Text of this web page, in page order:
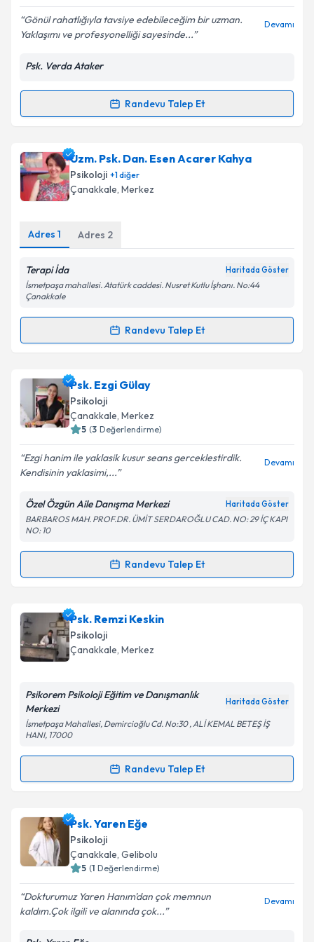
Kişisel verilerimin işlenmesine ilişkin
kapsamda işlenmesini kabul ediyorum.
Takvim Talebini Gönder
Gönül rahatlığıyla tavsiye edebileceğim bir uzman.
Yaklaşımı ve profesyonelliği sayesinde...
Devamı
Psk. Verda Ataker
Randevu Talep Et
Randevu Takvimi Talebi
Psk. Verda Atakeriçin randevu takvimi talebi
oluşturun. Size bu uzmandan randevu almanız için bir
takvim hazırlandığında e-posta ile bilgilendireceğiz.
Kişisel verilerimin işlenmesine ilişkinAydınlatma
Uzm. Psk. Dan. Esen Acarer Kahya
Psikoloji +1diğer
Çanakkale, Merkez
Adres 1 Adres 2
Terapi İda Haritada Göster
İsmetpaşa mahallesi. Atatürk caddesi. Nusret Kutlu İşhanı. No:44
Çanakkale
Randevu Talep Et
Randevu Takvimi Talebi
Uzm. Psk. Dan. Esen Acarer Kahya
takvimi talebi oluşturun. Size bu uzmandan randevu
almanız için bir takvim hazırlandığında e-posta ile
bilgilendireceğiz.
E-posta Adresiniz
Kişisel verilerimin işlenmesine ilişkinAydınlatma
kapsamda işlenmesini kabul ediyorum.
Psk. Ezgi Gülay
Psikoloji
Çanakkale, Merkez
5 (3 Değerlendirme)
Ezgi hanim ile yaklasik kusur seans gerceklestirdik.
Kendisinin yaklasimi,...
Devamı
Özel Özgün Aile Danışma Merkezi Haritada Göster
BARBAROS MAH. PROF.DR. ÜMİT SERDAROĞLU CAD. NO: 29 İÇ KAPI
NO: 10
Randevu Talep Et
Randevu Takvimi Talebi
Psk. Ezgi Gülayiçin randevu takvimi talebi oluşturun.
Size bu uzmandan randevu almanız için bir takvim
hazırlandığında e-posta ile bilgilendireceğiz.
Metni'ni okudum ve kişisel verilerimin belirtilen
kapsamda işlenmesini kabul ediyorum.
Psk. Remzi Keskin
Psikoloji
Çanakkale, Merkez
Psikorem Psikoloji Eğitim ve Danışmanlık
Merkezi
Haritada Göster
İsmetpaşa Mahallesi, Demircioğlu Cd. No:30 , ALİ KEMAL BETEŞ İŞ
HANI, 17000
Randevu Talep Et
Randevu Takvimi Talebi
Psk. Remzi Keskiniçin randevu takvimi talebi
oluşturun. Size bu uzmandan randevu almanız için bir
takvim hazırlandığında e-posta ile bilgilendireceğiz.
Psk. Yaren Eğe
Psikoloji
Çanakkale, Gelibolu
5 (1 Değerlendirme)
Dokturumuz Yaren Hanım'dan çok memnun
kaldım.Çok ilgili ve alanında çok...
Devamı